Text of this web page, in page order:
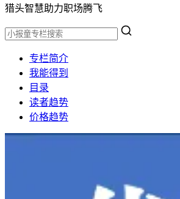
猎头智慧助力职场腾飞
专栏简介
我能得到
目录
读者趋势
价格趋势